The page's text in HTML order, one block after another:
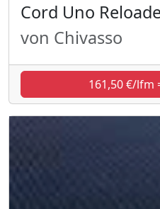
Cord Uno
von Chivasso
161,50 €/lfm